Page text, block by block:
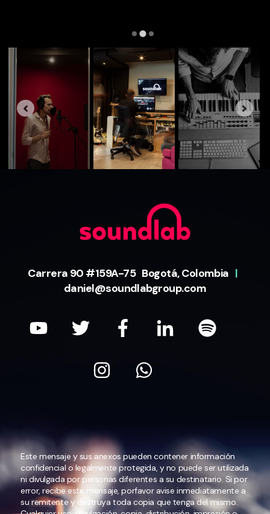
Carrera 90 #159A-75 Bogotá, Colombia |
daniel@soundlabgroup.com
Este mensaje y sus anexos pueden contener información
confidencial o legalmente protegida, y no puede ser utilizada
ni divulgada por personas diferentes a su destinatario. Si por
error, recibe este mensaje, porfavor avise inmediatamente a
su remitente y destruya toda copia que tenga del mismo.